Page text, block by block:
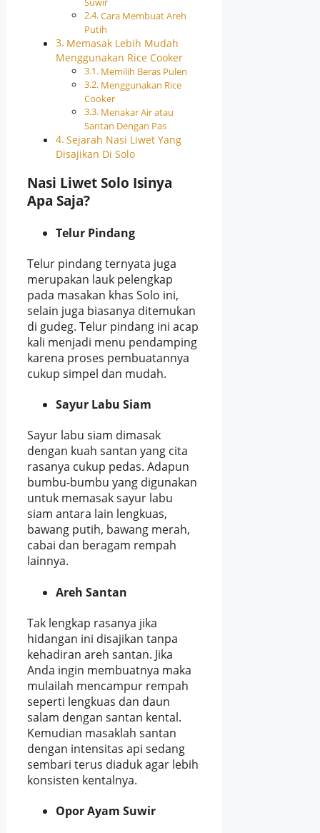
Cara Membuat Areh
Putih
Memasak Lebih Mudah
Menggunakan Rice Cooker
Memilih Beras Pulen
Menggunakan Rice
Cooker
Menakar Air atau
Santan Dengan Pas
Sejarah Nasi Liwet Yang
Disajikan Di Solo
Nasi Liwet Solo Isinya
Apa Saja?
Telur Pindang
Telur pindang ternyata juga
merupakan lauk pelengkap
pada masakan khas Solo ini,
selain juga biasanya ditemukan
di gudeg. Telur pindang ini acap
kali menjadi menu pendamping
karena proses pembuatannya
cukup simpel dan mudah.
Sayur Labu Siam
Sayur labu siam dimasak
dengan kuah santan yang cita
rasanya cukup pedas. Adapun
bumbu-bumbu yang digunakan
untuk memasak sayur labu
siam antara lain lengkuas,
bawang putih, bawang merah,
cabai dan beragam rempah
lainnya.
Areh Santan
Tak lengkap rasanya jika
hidangan ini disajikan tanpa
kehadiran areh santan. Jika
Anda ingin membuatnya maka
mulailah mencampur rempah
seperti lengkuas dan daun
salam dengan santan kental.
Kemudian masaklah santan
dengan intensitas api sedang
sembari terus diaduk agar lebih
konsisten kentalnya.
Opor Ayam Suwir